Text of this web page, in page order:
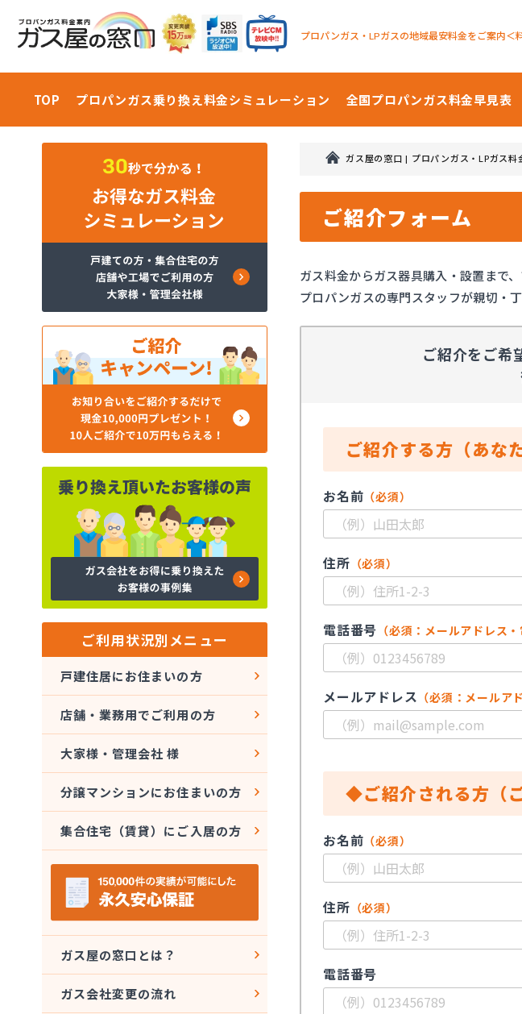
プロパンガス・LPガスの地域最安料金をご案内＜
TOP プロパンガス乗り換え料金シミュレーション 全国プロパンガス料金早見表
ガス屋の窓口 | プロパンガス・LPガス料
ご紹介フォーム
ガス料金からガス器具購入・設置まで
プロパンガスの専門スタッフが親切・
ご紹介をご希
ご紹介する方（あな
お名前 （必須）
住所 （必須）
電話番号 （必須：メールアドレス
メールアドレス （必須：メールア
◆ご紹介される方（
お名前 （必須）
住所 （必須）
電話番号
ご利用状況別メニュー
戸建住居にお住まいの方
店舗・業務用でご利用の方
大家様・管理会社 様
分譲マンションにお住まいの方
集合住宅（賃貸）にご入居の方
ガス屋の窓口とは？
ガス会社変更の流れ